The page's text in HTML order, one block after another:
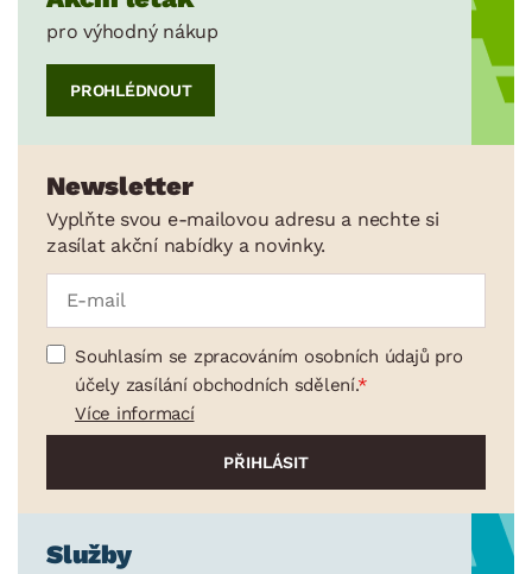
pro výhodný nákup
PROHLÉDNOUT
Newsletter
Vyplňte svou e-mailovou adresu a nechte si
zasílat akční nabídky a novinky.
Souhlasím se zpracováním osobních údajů pro
účely zasílání obchodních sdělení.
Více informací
Služby